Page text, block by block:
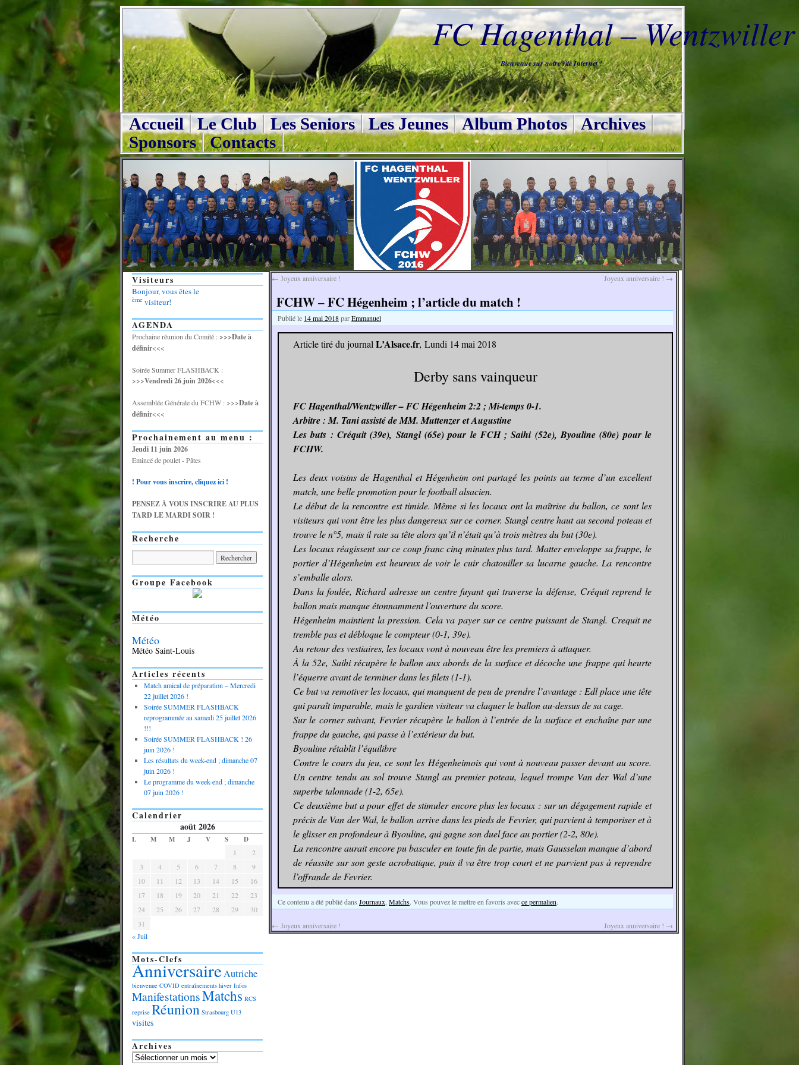
FC Hagenthal – Wentzwiller
Bienvenue sur notre site Internet !
Accueil Le Club Les Seniors Les Jeunes Album Photos
Archives
Sponsors
Contacts
← Joyeux anniversaire ! Joyeux anniversaire ! →
FCHW – FC Hégenheim ; l’article du match !
Publié le 14 mai 2018parEmmanuel
Article tiré du journal L’Alsace.fr, Lundi 14 mai 2018
Derby sans vainqueur
FC Hagenthal/Wentzwiller – FC Hégenheim 2:2 ; Mi-temps 0-1.
Arbitre : M. Tani assisté de MM. Muttenzer et Augustine
Les buts : Créquit (39e), Stangl (65e) pour le FCH ; Saihi (52e), Byouline (80e) pour le
FCHW.
Les deux voisins de Hagenthal et Hégenheim ont partagé les points au terme d’un excellent
match, une belle promotion pour le football alsacien.
Le début de la rencontre est timide. Même si les locaux ont la maîtrise du ballon, ce sont les
visiteurs qui vont être les plus dangereux sur ce corner. Stangl centre haut au second poteau et
trouve le n°5, mais il rate sa tête alors qu’il n’était qu’à trois mètres du but (30e).
Les locaux réagissent sur ce coup franc cinq minutes plus tard. Matter enveloppe sa frappe, le
portier d’Hégenheim est heureux de voir le cuir chatouiller sa lucarne gauche. La rencontre
s’emballe alors.
Dans la foulée, Richard adresse un centre fuyant qui traverse la défense, Créquit reprend le
ballon mais manque étonnamment l’ouverture du score.
Hégenheim maintient la pression. Cela va payer sur ce centre puissant de Stangl. Crequit ne
tremble pas et débloque le compteur (0-1, 39e).
Au retour des vestiaires, les locaux vont à nouveau être les premiers à attaquer.
À la 52e, Saihi récupère le ballon aux abords de la surface et décoche une frappe qui heurte
l’équerre avant de terminer dans les filets (1-1).
Ce but va remotiver les locaux, qui manquent de peu de prendre l’avantage : Edl place une tête
qui paraît imparable, mais le gardien visiteur va claquer le ballon au-dessus de sa cage.
Sur le corner suivant, Fevrier récupère le ballon à l’entrée de la surface et enchaîne par une
frappe du gauche, qui passe à l’extérieur du but.
Byouline rétablit l’équilibre
Contre le cours du jeu, ce sont les Hégenheimois qui vont à nouveau passer devant au score.
Un centre tendu au sol trouve Stangl au premier poteau, lequel trompe Van der Wal d’une
superbe talonnade (1-2, 65e).
Ce deuxième but a pour effet de stimuler encore plus les locaux : sur un dégagement rapide et
précis de Van der Wal, le ballon arrive dans les pieds de Fevrier, qui parvient à temporiser et à
le glisser en profondeur à Byouline, qui gagne son duel face au portier (2-2, 80e).
La rencontre aurait encore pu basculer en toute fin de partie, mais Gausselan manque d’abord
de réussite sur son geste acrobatique, puis il va être trop court et ne parvient pas à reprendre
l’offrande de Fevrier.
Ce contenu a été publié dans Journaux Matchs. Vous pouvez le mettre en favoris avecce permalien.
← Joyeux anniversaire ! Joyeux anniversaire ! →
Visiteurs
Bonjour, vous êtes le
ème visiteur!
AGENDA
Prochaine réunion du Comité :>>>Date à
définir<<<
Soirée Summer FLASHBACK :
>>>Vendredi 26 juin 2026<<<
Assemblée Générale du FCHW : >>>Date à
définir<<<
Prochainement au menu :
Jeudi 11 juin 2026
Emincé de poulet - Pâtes
! Pour vous inscrire, cliquez ici !
PENSEZ À VOUS INSCRIRE AU PLUS
TARD LE MARDI SOIR !
Recherche
Groupe Facebook
Météo
Météo
Météo Saint-Louis
Articles récents
Match amical de préparation – Mercredi
22 juillet 2026 !
Soirée SUMMER FLASHBACK
reprogrammée au samedi 25 juillet 2026
!!!
Soirée SUMMER FLASHBACK ! 26
juin 2026 !
Les résultats du week-end ; dimanche 07
juin 2026 !
Le programme du week-end ; dimanche
07 juin 2026 !
Calendrier
août 2026
L M M J V S
D
1
2
3
4 5 6 7 8
9
10
11 12 13 14 15
16
17
18 19 20 21 22
23
24
25 26 27 28 29
30
31
« Juil
Mots-Clefs
AnniversaireAutriche
bienvenue COVID entraînements hiver Infos
ManifestationsMatchs RCS
reprise Réunion Strasbourg U13
visites
Archives